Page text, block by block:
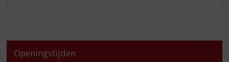
Openingstijden